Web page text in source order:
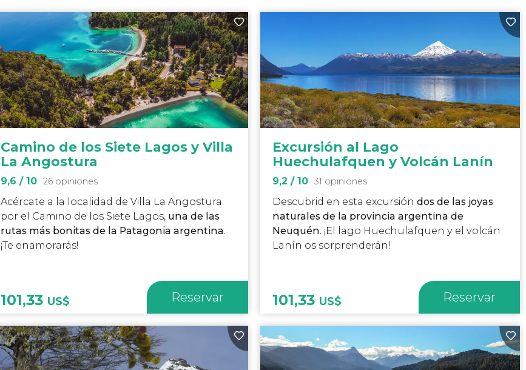
Camino de los Siete Lagos y Villa
La Angostura
9,6 / 10 26 opiniones
Acércate a la localidad de Villa La Angostura
por el Camino de los Siete Lagos, una de las
rutas más bonitas de la Patagonia argentina.
¡Te enamorarás!
101,33 US$ Reservar
Excursión al Lago
Huechulafquen y Volcán Lanín
9,2 / 10 31 opiniones
Descubrid en esta excursión dos de las joyas
naturales de la provincia argentina de
Neuquén. ¡El lago Huechulafquen y el volcán
Lanín os sorprenderán!
101,33 US$ Reservar